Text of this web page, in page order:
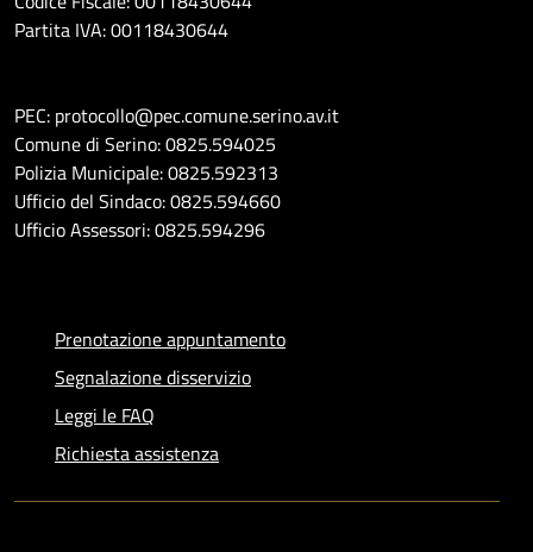
Partita IVA: 00118430644
PEC: protocollo@pec.comune.serino.av.it
Comune di Serino: 0825.594025
Polizia Municipale: 0825.592313
Ufficio del Sindaco: 0825.594660
Ufficio Assessori: 0825.594296
Prenotazione appuntamento
Segnalazione disservizio
Leggi le FAQ
Richiesta assistenza